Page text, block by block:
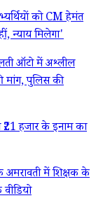
को CM हेमंत
न्याय मिलेगा'
ऑटो में अश्लील
मांग, पुलिस की
हजार के इनाम का
में शिक्षक के